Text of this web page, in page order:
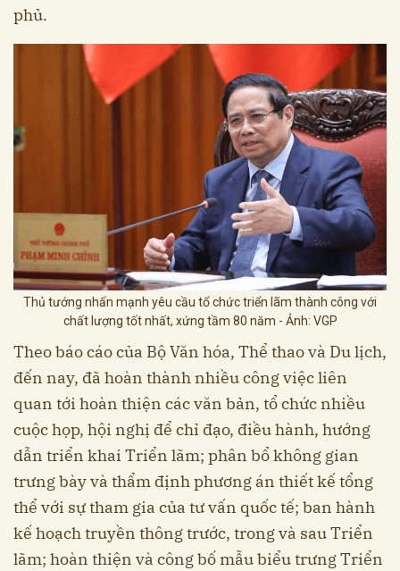
phủ.
Thủ tướng nhấn mạnh yêu cầu tổ chức triển lãm thành công với
chất lượng tốt nhất, xứng tầm 80 năm - Ảnh: VGP
Theo báo cáo của Bộ Văn hóa, Thể thao và Du lịch,
đến nay, đã hoàn thành nhiều công việc liên
quan tới hoàn thiện các văn bản, tổ chức nhiều
cuộc họp, hội nghị để chỉ đạo, điều hành, hướng
dẫn triển khai Triển lãm; phân bổ không gian
trưng bày và thẩm định phương án thiết kế tổng
thể với sự tham gia của tư vấn quốc tế; ban hành
kế hoạch truyền thông trước, trong và sau Triển
lãm; hoàn thiện và công bố mẫu biểu trưng Triển